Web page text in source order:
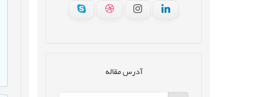
آدرس مقاله